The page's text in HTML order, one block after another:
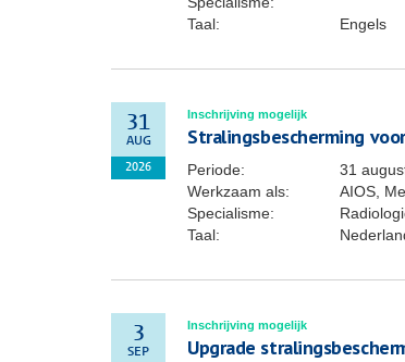
Taal:
Engels
31
AUG
2026
Inschrijving mogelijk
Stralingsbescherming
Periode: 31
Werkzaam als:
AIOS,
Specialisme:
Taal:
3
SEP
Inschrijving mogelijk
Upgrade